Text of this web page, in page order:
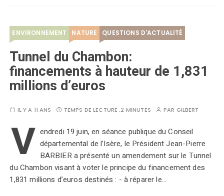
ENVIRONNEMENT NATURE QUESTIONS D'ACTUALITÉ
Tunnel du Chambon:
financements à hauteur de 1,831
millions d’euros
IL Y A 11 ANS TEMPS DE LECTURE :2 MINUTES PAR GILBERT
V endredi 19 juin, en séance publique du Conseil
départemental de l’Isère, le Président Jean-Pierre
BARBIER a présenté un amendement sur le Tunnel
du Chambon visant à voter le principe du financement des
1,831 millions d’euros destinés : - à réparer le…